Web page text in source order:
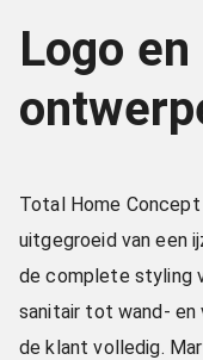
Logo
Total Home
uitgegroeid van een
de complete styling
sanitair tot wand- en
de klant volledig.